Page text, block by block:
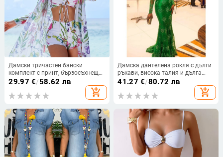
Дамски тричастен бански
комплект с принт, бързосъхнещ
полиестер със спандекс
(82%/18%), подплънки за бюст
29.97 €/58.62 лв
add_shopping_cart
Дамска дантелена рокля с дълги
ръкави, висока талия и дълга
пола, плат: дантела, 95%
41.27 €/80.72 лв
add_shopping_cart